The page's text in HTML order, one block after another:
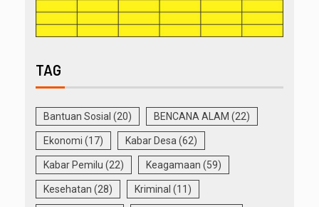
TAG
Bantuan Sosial (20) BENCANA ALAM (22)
Ekonomi (17) Kabar Desa(62)
Kabar Pemilu (22) Keagamaan (59)
Kesehatan (28) Kriminal (11)